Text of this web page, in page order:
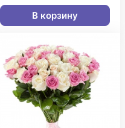
В корзину